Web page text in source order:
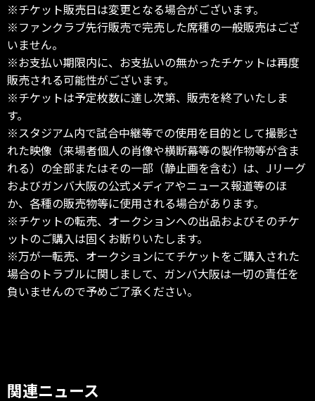
※チケット販売日は変更となる場合がございます。
※ファンクラブ先行販売で完売した席種の一般販売はござ
いません。
※お支払い期限内に、お支払いの無かったチケットは再度
販売される可能性がございます。
※チケットは予定枚数に達し次第、販売を終了いたしま
す。
※スタジアム内で試合中継等での使用を目的として撮影さ
れた映像（来場者個人の肖像や横断幕等の製作物等が含ま
れる）の全部またはその一部（静止画を含む）は、Jリーグ
およびガンバ大阪の公式メディアやニュース報道等のほ
か、各種の販売物等に使用される場合があります。
※チケットの転売、オークションへの出品およびそのチケ
ットのご購入は固くお断りいたします。
※万が一転売、オークションにてチケットをご購入された
場合のトラブルに関しまして、ガンバ大阪は一切の責任を
負いませんので予めご了承ください。
関連ニュース